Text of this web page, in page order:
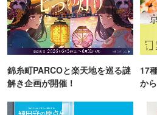
錦糸町PARCOと楽天地を巡る謎
解き企画が開催！
17
か